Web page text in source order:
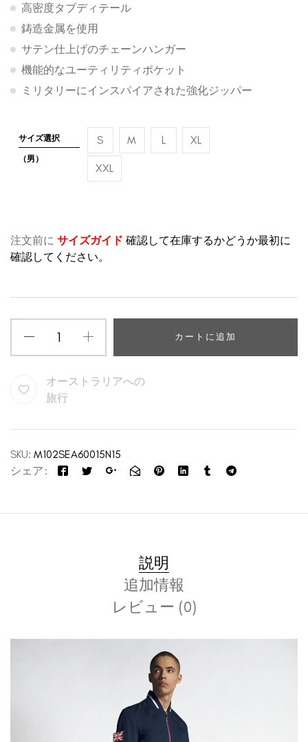
高密度タブディテール
鋳造金属を使用
サテン仕上げのチェーンハンガー
機能的なユーティリティポケット
ミリタリーにインスパイアされた強化ジッパー
サイズ選択
（男）
S M L XL
XXL
注文前に サイズガイド 確認して在庫するかどうか最初に
確認してください。
カートに追加
オーストラリアへの
旅行
SKU: M102SEA60015N15
シェア
説明
追加情報
レビュー (0)